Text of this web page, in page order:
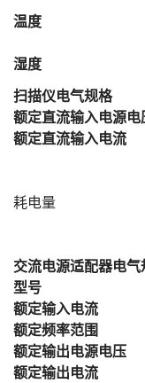
温度
湿度
扫描仪电气规格
额定直流输入电源电
额定直流输入电流
耗电量
交流电源适配器电气
型号
额定输入电流
额定频率范围
额定输出电源电压
额定输出电流